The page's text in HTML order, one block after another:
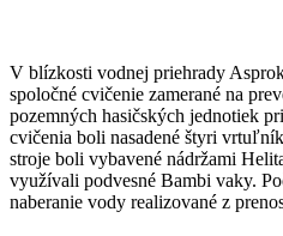
V blízkosti vodnej priehrady
spoločné cvičenie zamerané na
pozemných hasičských jednotiek
cvičenia boli nasadené štyri
stroje boli vybavené nádržami
využívali podvesné Bambi vaky.
naberanie vody realizované z